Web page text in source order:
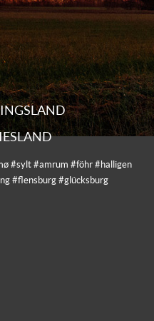
#sylt #amrum #föhr #halligen
#flensburg #glücksburg